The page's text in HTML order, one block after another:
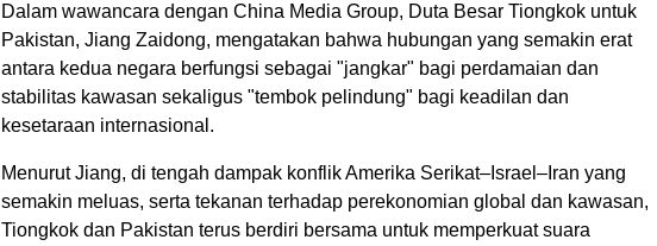
Dalam wawancara dengan China Media Group, Duta Besar Tiongkok untuk
Pakistan, Jiang Zaidong, mengatakan bahwa hubungan yang semakin erat
antara kedua negara berfungsi sebagai "jangkar" bagi perdamaian dan
stabilitas kawasan sekaligus "tembok pelindung" bagi keadilan dan
kesetaraan internasional.
Menurut Jiang, di tengah dampak konflik Amerika Serikat–Israel–Iran yang
semakin meluas, serta tekanan terhadap perekonomian global dan kawasan,
Tiongkok dan Pakistan terus berdiri bersama untuk memperkuat suara